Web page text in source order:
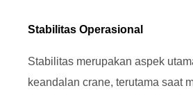
Stabilitas Operasional
Stabilitas merupakan aspek
keandalan crane, terutama saat